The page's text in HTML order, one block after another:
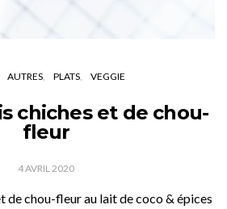
AUTRES PLATS VEGGIE
chiches et de chou-
fleur
4 AVRIL 2020
de chou-fleur au lait de coco & épices